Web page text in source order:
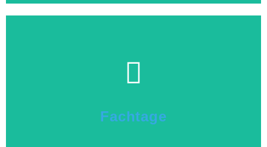
Fachtage
Fachtage
Hier klicken